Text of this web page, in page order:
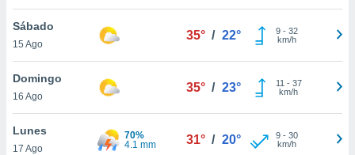
sitio
En
sean
el sitio
Sábado
15 Ago
35° / 22° 9- 32
km/h
Domingo
16 Ago
35° / 23° 11 - 37
km/h
Lunes
17 Ago
70%
4.1 mm
31° / 20° 9- 30
km/h